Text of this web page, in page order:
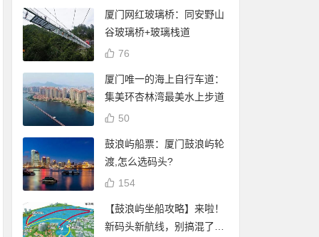
厦门网红玻璃桥：同安野山
谷玻璃桥+玻璃栈道
76
厦门唯一的海上自行车道：
集美环杏林湾最美水上步道
50
鼓浪屿船票：厦门鼓浪屿轮
渡,怎么选码头?
154
【鼓浪屿坐船攻略】来啦！
新码头新航线，别搞混了